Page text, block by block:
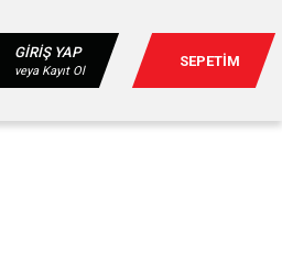
GİRİŞ YAP
veya Kayıt Ol
SEPETİM